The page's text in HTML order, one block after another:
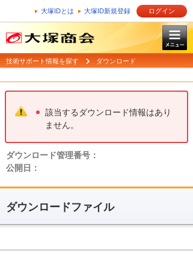
大塚IDとは 大塚ID新規登録 ログイン
技術サポート情報を探す ダウンロード
該当するダウンロード情報はあり
ません。
ダウンロード管理番号：
公開日：
ダウンロードファイル